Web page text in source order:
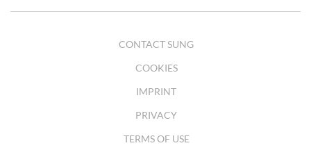
CONTACT SUNG
COOKIES
IMPRINT
PRIVACY
TERMS OF USE